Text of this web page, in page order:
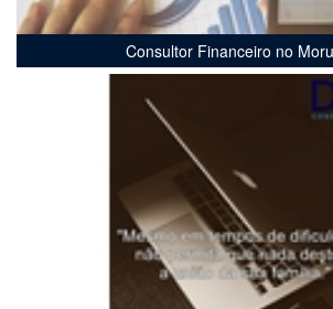
Consultor Financeiro no